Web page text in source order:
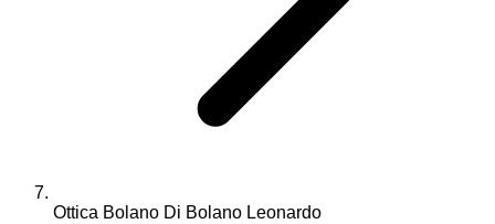
Ottica Bolano Di Bolano Leonardo